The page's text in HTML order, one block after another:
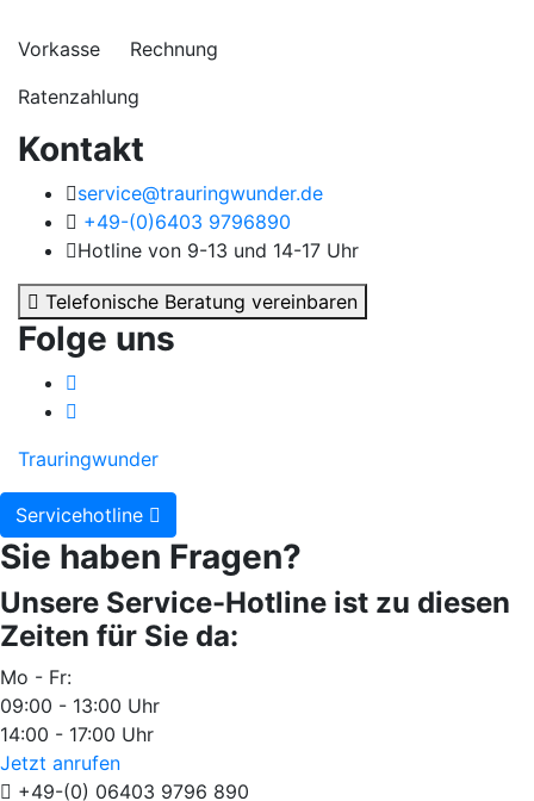
Vorkasse Rechnung
Ratenzahlung
Kontakt
service@trauringwunder.de
+49-(0)6403 9796890
Hotline von 9-13 und 14-17 Uhr
Telefonische Beratung vereinbaren
Folge uns
Trauringwunder
Servicehotline
Sie haben Fragen?
Unsere Service-Hotline ist zu diesen
Zeiten für Sie da:
Mo - Fr:
09:00 - 13:00 Uhr
14:00 - 17:00 Uhr
Jetzt anrufen
+49-(0) 06403 9796 890